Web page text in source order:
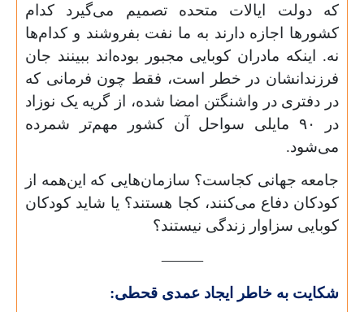
که دولت ایالات متحده تصمیم می‌گیرد کدام
کشورها اجازه دارند به ما نفت بفروشند و کدام‌ها
نه. اینکه مادران کوبایی مجبور بوده‌اند ببینند جان
فرزندانشان در خطر است، فقط چون فرمانی که
در دفتری در واشنگتن امضا شده، از گریه یک نوزاد
در
۹۰ مایلی سواحل آن کشور مهم‌تر شمرده
می‌شود.
جامعه جهانی کجاست؟ سازمان‌هایی که این‌همه از
کودکان دفاع می‌کنند، کجا هستند؟ یا شاید کودکان
کوبایی سزاوار زندگی نیستند؟
⸻
شکایت به خاطر ایجاد عمدی قحطی: